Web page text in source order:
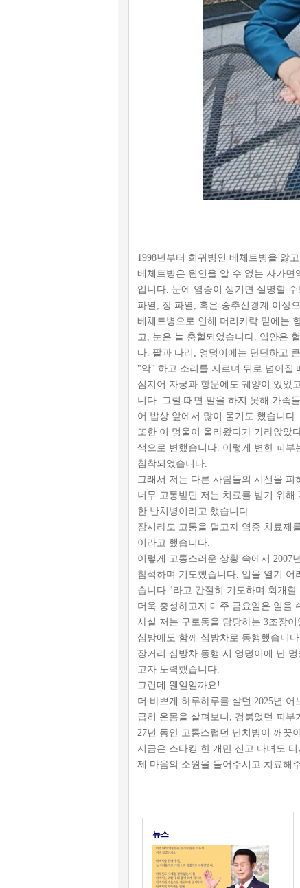
1998년부터 희귀병인 베체트병을 앓
베체트병은 원인을 알 수 없는 자가
입니다. 눈에 염증이 생기면 실명할
파열, 장 파열, 혹은 중추신경계 이상
베체트병으로 인해 머리카락 밑에는
고, 눈은 늘 충혈되었습니다. 입안은
다. 팔과 다리, 엉덩이에는 단단하고
"악" 하고 소리를 지르며 뒤로 넘어질
심지어 자궁과 항문에도 궤양이 있었
니다. 그럴 때면 말을 하지 못해 가족
어 밥상 앞에서 많이 울기도 했습니다.
또한 이 멍울이 올라왔다가 가라앉았
색으로 변했습니다. 이렇게 변한 피
침착되었습니다.
그래서 저는 다른 사람들의 시선을
너무 고통받던 저는 치료를 받기 위해
한 난치병이라고 했습니다.
잠시라도 고통을 덜고자 염증 치료제
이라고 했습니다.
이렇게 고통스러운 상황 속에서 2007
참석하며 기도했습니다. 입을 열기
습니다."라고 간절히 기도하며 회개
더욱 충성하고자 매주 금요일은 일을
사실 저는 구로동을 담당하는 3조장
심방에도 함께 심방차로 동행했습니
장거리 심방차 동행 시 엉덩이에 난
고자 노력했습니다.
그런데 웬일일까요!
더 바쁘게 하루하루를 살던 2025년
급히 온몸을 살펴보니, 검붉었던 피
27년 동안 고통스럽던 난치병이 깨끗
지금은 스타킹 한 개만 신고 다녀도
제 마음의 소원을 들어주시고 치료해
뉴스